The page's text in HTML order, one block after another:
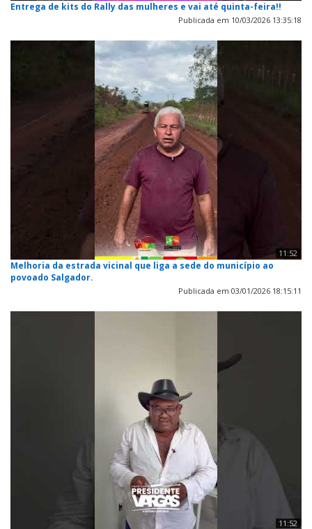
Entrega de kits do Rally das mulheres e vai até quinta-feira!!
Publicada em 10/03/2026 13:35:18
11:52
Melhoria da estrada vicinal que liga a sede do município ao
povoado Salgador.
Publicada em 03/01/2026 18:15:11
11:52